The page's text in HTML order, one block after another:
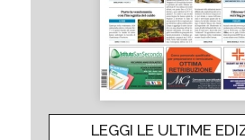
LEGGI LE ULTIME